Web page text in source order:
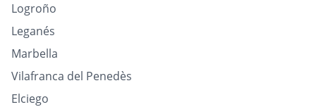
Logroño
Leganés
Marbella
Vilafranca del Penedès
Elciego